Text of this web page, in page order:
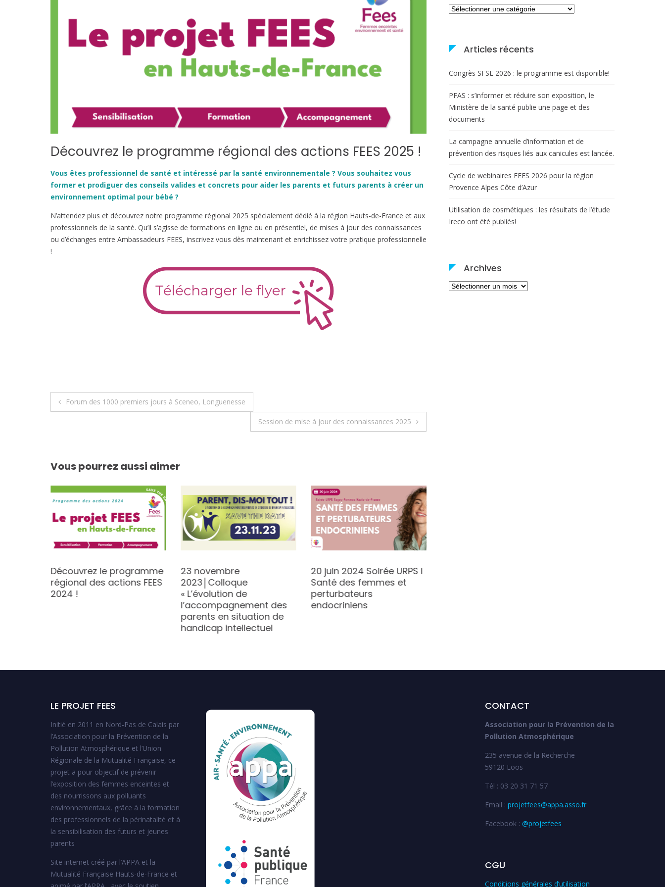
Découvrez le programme régional des actions FEES 2025 !
Vous êtes professionnel de santé et intéressé par la santé environnementale ? Vous souhaitez vous
former et prodiguer des conseils valides et concrets pour aider les parents et futurs parents à créer un
environnement optimal pour bébé ?
N’attendez plus et découvrez notre programme régional 2025 spécialement dédié à la région Hauts-de-France et aux
professionnels de la santé. Qu’il s’agisse de formations en ligne ou en présentiel, de mises à jour des connaissances
ou d’échanges entre Ambassadeurs FEES, inscrivez vous dès maintenant et enrichissez votre pratique professionnelle
!
Navigation
Forum des 1000 premiers jours à Sceneo, Longuenesse
Session de mise à jour des connaissances 2025
Vous pourrez aussi aimer
Découvrez le programme
régional des actions FEES
2024 !
23 novembre
2023│Colloque
« L’évolution de
l’accompagnement des
parents en situation de
handicap intellectuel
20 juin 2024 Soirée URPS I
Santé des femmes et
perturbateurs
endocriniens
Catégories
Articles récents
Congrès SFSE 2026 : le programme est disponible!
PFAS : s’informer et réduire son exposition, le
Ministère de la santé publie une page et des
documents
La campagne annuelle d’information et de
prévention des risques liés aux canicules est lancée.
Cycle de webinaires FEES 2026 pour la région
Provence Alpes Côte d’Azur
Utilisation de cosmétiques : les résultats de l’étude
Ireco ont été publiés!
Archives
Archives
LE PROJET FEES
Initié en 2011 en Nord-Pas de Calais par
l’Association pour la Prévention de la
Pollution Atmosphérique et l’Union
Régionale de la Mutualité Française, ce
projet a pour objectif de prévenir
l’exposition des femmes enceintes et
des nourrissons aux polluants
environnementaux, grâce à la formation
des professionnels de la périnatalité et à
la sensibilisation des futurs et jeunes
parents
Site internet créé par l’APPA et la
Mutualité Française Hauts-de-France et
CONTACT
Association pour la Prévention de la
Pollution Atmosphérique
235 avenue de la Recherche
59120 Loos
Tél : 03 20 31 71 57
Email : projetfees@appa.asso.fr
Facebook : @projetfees
CGU
Conditions générales d’utilisation